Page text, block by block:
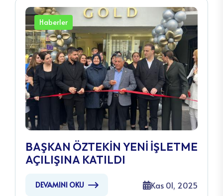
Haberler
BAŞKAN ÖZTEKİN YENİ İŞLETME
AÇILIŞINA KATILDI
DEVAMINI OKU Kas 01, 2025